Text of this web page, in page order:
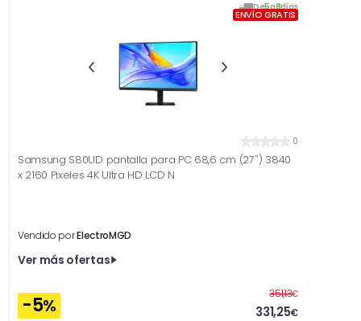
De5a8días
ENVÍO GRATIS
0
Samsung S80UD pantalla para PC 68,6 cm (27'') 3840
x 2160 Pixeles 4K Ultra HD LCD N
Vendido porElectroMGD
Ver más ofertas
-5%
351,13€Antes
331,25€